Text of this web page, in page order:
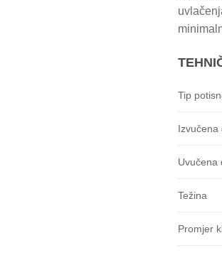
Tip
Izvučena
Uvučena
Težina
Promjer